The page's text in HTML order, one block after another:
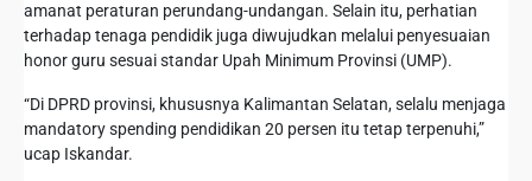
amanat peraturan perundang-undangan. Selain itu, perhatian
terhadap tenaga pendidik juga diwujudkan melalui penyesuaian
honor guru sesuai standar Upah Minimum Provinsi (UMP).
“Di DPRD provinsi, khususnya Kalimantan Selatan, selalu menjaga
mandatory spending pendidikan 20 persen itu tetap terpenuhi,”
ucap Iskandar.